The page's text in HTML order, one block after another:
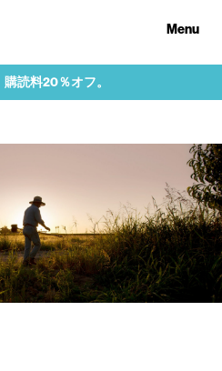
Menu
読料20％オフ。